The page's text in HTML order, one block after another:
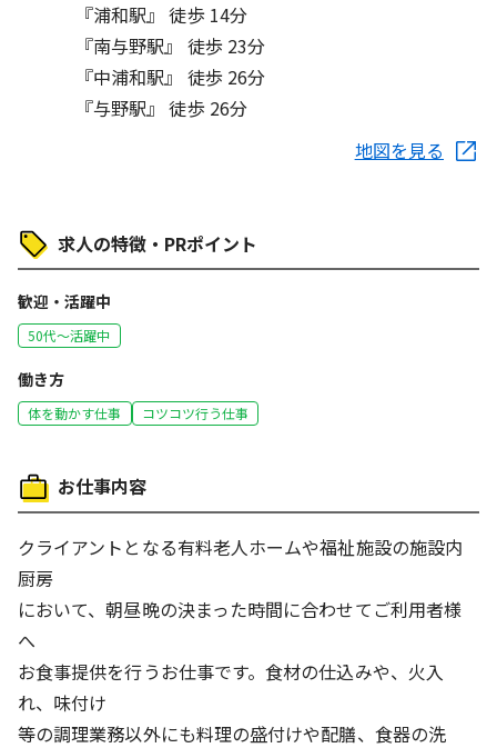
『浦和駅』 徒歩 14分
『南与野駅』 徒歩 23分
『中浦和駅』 徒歩 26分
『与野駅』 徒歩 26分
地図を見る
求人の特徴・PRポイント
歓迎・活躍中
50代～活躍中
働き方
体を動かす仕事 コツコツ行う仕事
お仕事内容
クライアントとなる有料老人ホームや福祉施設の施設内
厨房
において、朝昼晩の決まった時間に合わせてご利用者様
へ
お食事提供を行うお仕事です。食材の仕込みや、火入
れ、味付け
等の調理業務以外にも料理の盛付けや配膳、食器の洗